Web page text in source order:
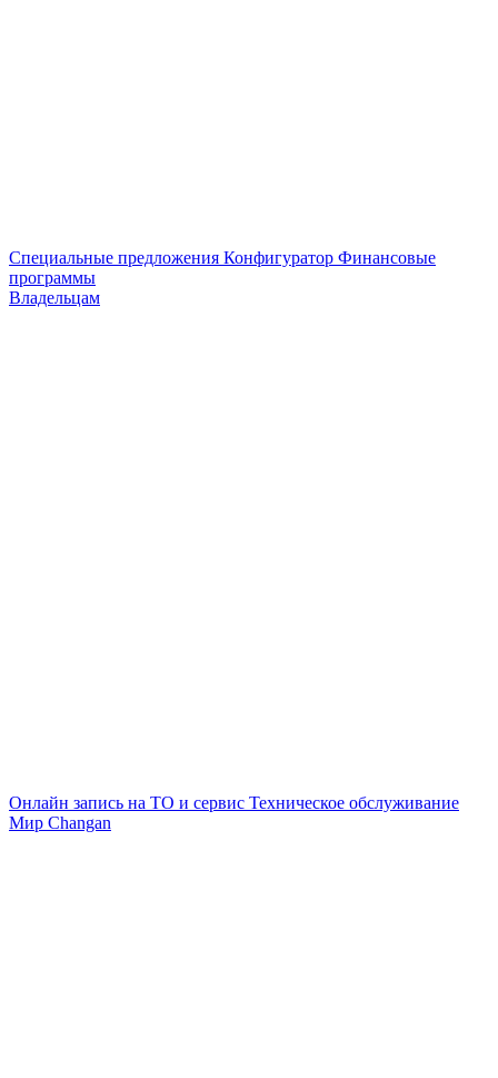
Специальные предложения Конфигуратор Финансовые
программы
Владельцам
Онлайн запись на ТО и сервис Техническое обслуживание
Мир Changan